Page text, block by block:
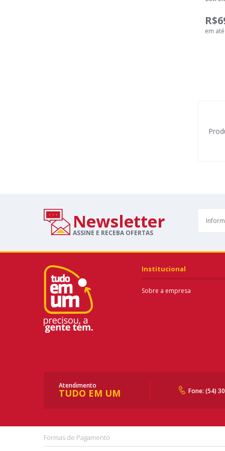
em até
Newsletter
ASSINE E RECEBA OFERTAS
Institucional
Sobre a empresa
Atendimento
TUDO EM UM Fone: (54)
Formas de Pagamento